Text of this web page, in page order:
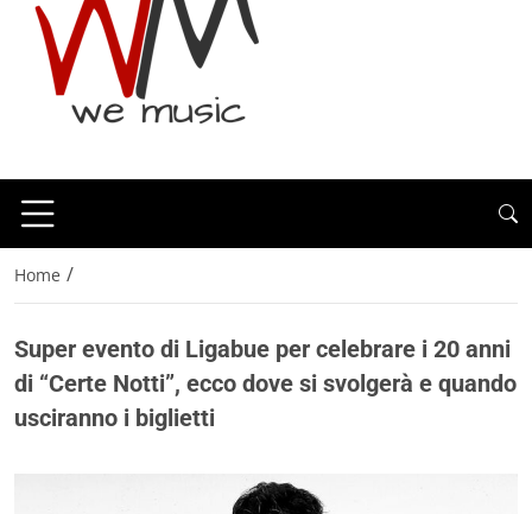
Home /
Super evento di Ligabue per celebrare i 20 anni
di “Certe Notti”, ecco dove si svolgerà e quando
usciranno i biglietti